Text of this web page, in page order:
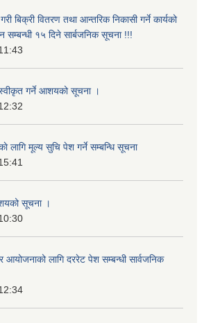
बिक्री वितरण तथा आन्तरिक निकासी गर्ने कार्यको
सम्बन्धी १५ दिने सार्बजनिक सूचना !!!
स्वीकृत गर्ने आशयको सूचना ।
लागि मूल्य सुचि पेश गर्ने सम्बन्धि सूचना
सूचना ।
आयोजनाको लागि दररेट पेश सम्बन्धी सार्वजनिक